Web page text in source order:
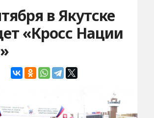
в Якутске
«Кросс Нации